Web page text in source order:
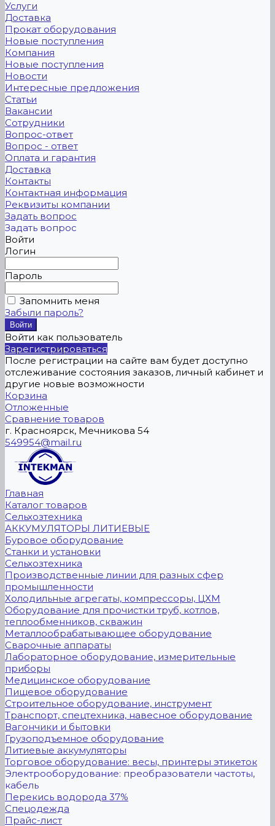
Услуги
Доставка
Прокат оборудования
Новые поступления
Компания
Новые поступления
Новости
Интересные предложения
Статьи
Вакансии
Сотрудники
Вопрос-ответ
Вопрос - ответ
Оплата и гарантия
Доставка
Контакты
Контактная информация
Реквизиты компании
Задать вопрос
Задать вопрос
Войти
Логин
Пароль
Запомнить меня
Забыли пароль?
Войти как пользователь
Зарегистрироваться
После регистрации на сайте вам будет доступно
отслеживание состояния заказов, личный кабинет и
другие новые возможности
Корзина
Отложенные
Сравнение товаров
г. Красноярск, Мечникова 54
549954@mail.ru
Главная
Каталог товаров
Сельхозтехника
АККУМУЛЯТОРЫ ЛИТИЕВЫЕ
Буровое оборудование
Станки и установки
Сельхозтехника
Производственные линии для разных сфер
промышленности
Холодильные агрегаты, компрессоры, ЦХМ
Оборудование для прочистки труб, котлов,
теплообменников, скважин
Металлообрабатывающее оборудование
Сварочные аппараты
Лабораторное оборудование, измерительные
приборы
Медицинское оборудование
Пищевое оборудование
Строительное оборудование, инструмент
Транспорт, спецтехника, навесное оборудование
Вагончики и бытовки
Грузоподъемное оборудование
Литиевые аккумуляторы
Торговое оборудование: весы, принтеры этикеток
Электрооборудование: преобразователи частоты,
кабель
Перекись водорода 37%
Спецодежда
Прайс-лист